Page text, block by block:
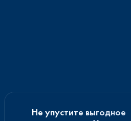
Не упустите выгодное